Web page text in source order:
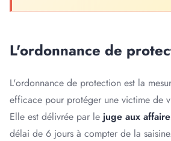
L'ordonnance de
L'ordonnance de protection est la
efficace pour protéger une victime de
Elle est délivrée par le juge aux
délai de 6 jours à compter de la